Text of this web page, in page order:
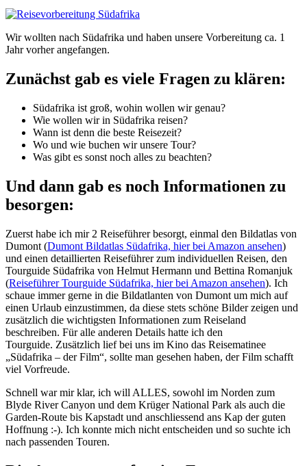
Wir wollten nach Südafrika und haben unsere Vorbereitung ca. 1
Jahr vorher angefangen.
Zunächst gab es viele Fragen zu klären:
Südafrika ist groß, wohin wollen wir genau?
Wie wollen wir in Südafrika reisen?
Wann ist denn die beste Reisezeit?
Wo und wie buchen wir unsere Tour?
Was gibt es sonst noch alles zu beachten?
Und dann gab es noch Informationen zu
besorgen:
Zuerst habe ich mir 2 Reiseführer besorgt, einmal den Bildatlas von
Dumont (Dumont Bildatlas Südafrika, hier bei Amazon ansehen)
und einen detaillierten Reiseführer zum individuellen Reisen, den
Tourguide Südafrika von Helmut Hermann und Bettina Romanjuk
(Reiseführer Tourguide Südafrika, hier bei Amazon ansehen). Ich
schaue immer gerne in die Bildatlanten von Dumont um mich auf
einen Urlaub einzustimmen, da diese stets schöne Bilder zeigen und
zusätzlich die wichtigsten Informationen zum Reiseland
beschreiben. Für alle anderen Details hatte ich den
Tourguide. Zusätzlich lief bei uns im Kino das Reisematinee
„Südafrika – der Film“, sollte man gesehen haben, der Film schafft
viel Vorfreude.
Schnell war mir klar, ich will ALLES, sowohl im Norden zum
Blyde River Canyon und dem Krüger National Park als auch die
Garden-Route bis Kapstadt und anschliessend ans Kap der guten
Hoffnung :-). Ich konnte mich nicht entscheiden und so suchte ich
nach passenden Touren.